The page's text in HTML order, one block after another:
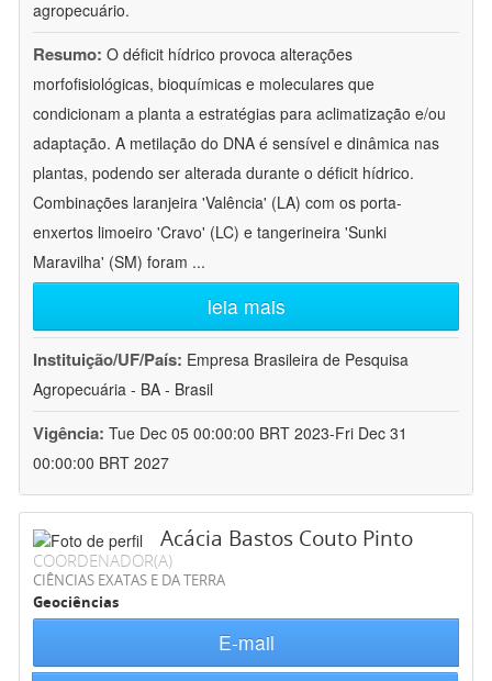
agropecuário.
Resumo: O déficit hídrico provoca alterações
morfofisiológicas, bioquímicas e moleculares que
condicionam a planta a estratégias para aclimatização e/ou
adaptação. A metilação do DNA é sensível e dinâmica nas
plantas, podendo ser alterada durante o déficit hídrico.
Combinações laranjeira 'Valência' (LA) com os porta-
enxertos limoeiro 'Cravo' (LC) e tangerineira 'Sunki
Maravilha' (SM) foram ...
leia mais
Instituição/UF/País: Empresa Brasileira de Pesquisa
Agropecuária - BA - Brasil
Vigência: Tue Dec 05 00:00:00 BRT 2023-Fri Dec 31
00:00:00 BRT 2027
Acácia Bastos Couto Pinto
COORDENADOR(A)
CIÊNCIAS EXATAS E DA TERRA
Geociências
E-mail